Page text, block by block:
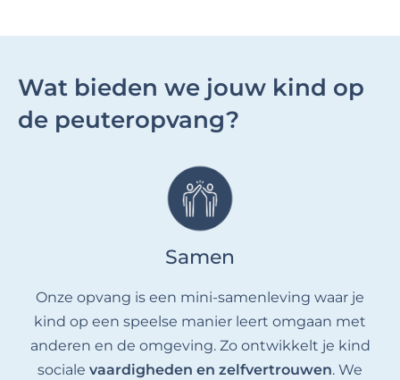
Wat bieden we jouw kind op
de peuteropvang?
Samen
Onze opvang is een mini-samenleving waar je
kind op een speelse manier leert omgaan met
anderen en de omgeving. Zo ontwikkelt je kind
sociale vaardigheden en zelfvertrouwen. We